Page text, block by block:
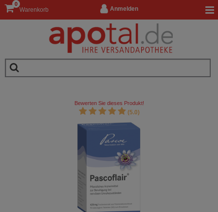
Anmelden
Warenkorb
0
Bewerten Sie dieses Produkt!
(5.0)